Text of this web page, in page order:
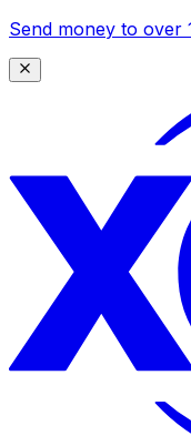
Send money to over